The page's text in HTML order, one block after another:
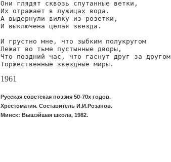
Они глядят сквозь спутанные ветки,
Их отражает в лужицах вода.
А выдернули вилку из розетки,
И выключена целая звезда.
И грустно мне, что зыбким полукругом
Лежат во тьме пустынные дворы,
Что поздний час, что гаснут друг за другом
Торжественные звездные миры.
1961
Русская советская поэзия 50-70х годов.
Хрестоматия. Составитель И.И.Розанов.
Минск: Вышэйшая школа, 1982.